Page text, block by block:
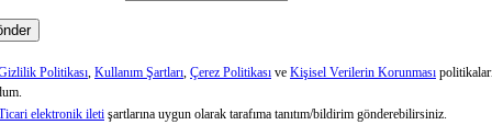
Politikası Kullanım Şartları Çerez Politikası ve Kişisel Verilerin Korunması
elektronik ileti şartlarına uygun olarak tarafıma tanıtım/bildirim gönderebilirsiniz.